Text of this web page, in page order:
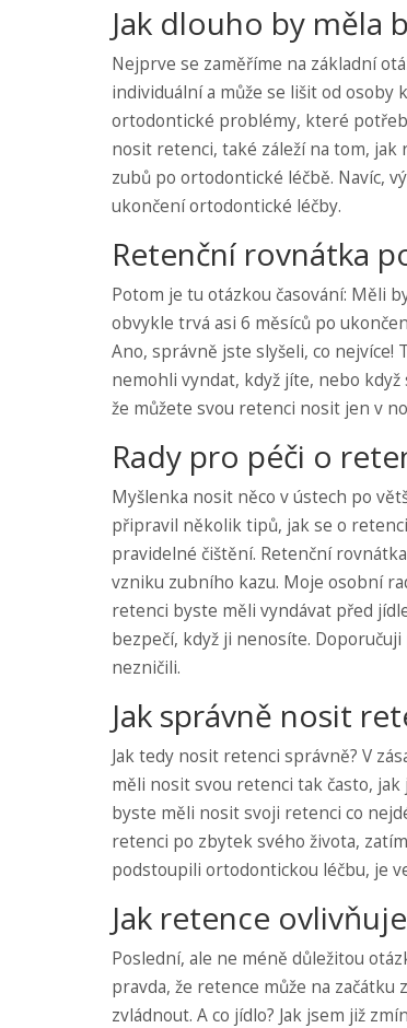
Jak dlouho by měla
Nejprve se zaměříme na základní
individuální a může se lišit od osoby
ortodontické problémy, které
nosit retenci, také záleží na tom, jak
zubů po ortodontické léčbě. Navíc,
ukončení ortodontické léčby.
Retenční rovnátka
Potom je tu otázkou časování: Měli
obvykle trvá asi 6 měsíců po
Ano, správně jste slyšeli, co nejvíce!
nemohli vyndat, když jíte, nebo
že můžete svou retenci nosit jen v
Rady pro péči o
Myšlenka nosit něco v ústech po
připravil několik tipů, jak se o
pravidelné čištění. Retenční
vzniku zubního kazu. Moje osobní
retenci byste měli vyndávat před
bezpečí, když ji nenosíte.
nezničili.
Jak správně nosit
Jak tedy nosit retenci správně? V
měli nosit svou retenci tak často,
byste měli nosit svoji retenci co
retenci po zbytek svého života,
podstoupili ortodontickou léčbu, je
Jak retence
Poslední, ale ne méně důležitou
pravda, že retence může na
zvládnout. A co jídlo? Jak jsem již